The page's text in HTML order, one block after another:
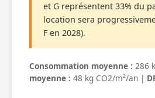
et G représentent 33% du
location sera
F en 2028).
Consommation moyenne : 286
moyenne : 48 kg CO2/m²/an |